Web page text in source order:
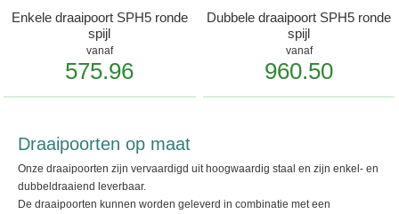
Enkele draaipoort SPH5 ronde
spijl
vanaf
575.96
Dubbele draaipoort SPH5 ronde
spijl
vanaf
960.50
Draaipoorten op maat
Onze draaipoorten zijn vervaardigd uit hoogwaardig staal en zijn enkel- en
dubbeldraaiend leverbaar.
De draaipoorten kunnen worden geleverd in combinatie met een